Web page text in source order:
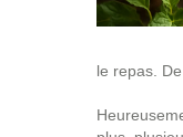
le repas.